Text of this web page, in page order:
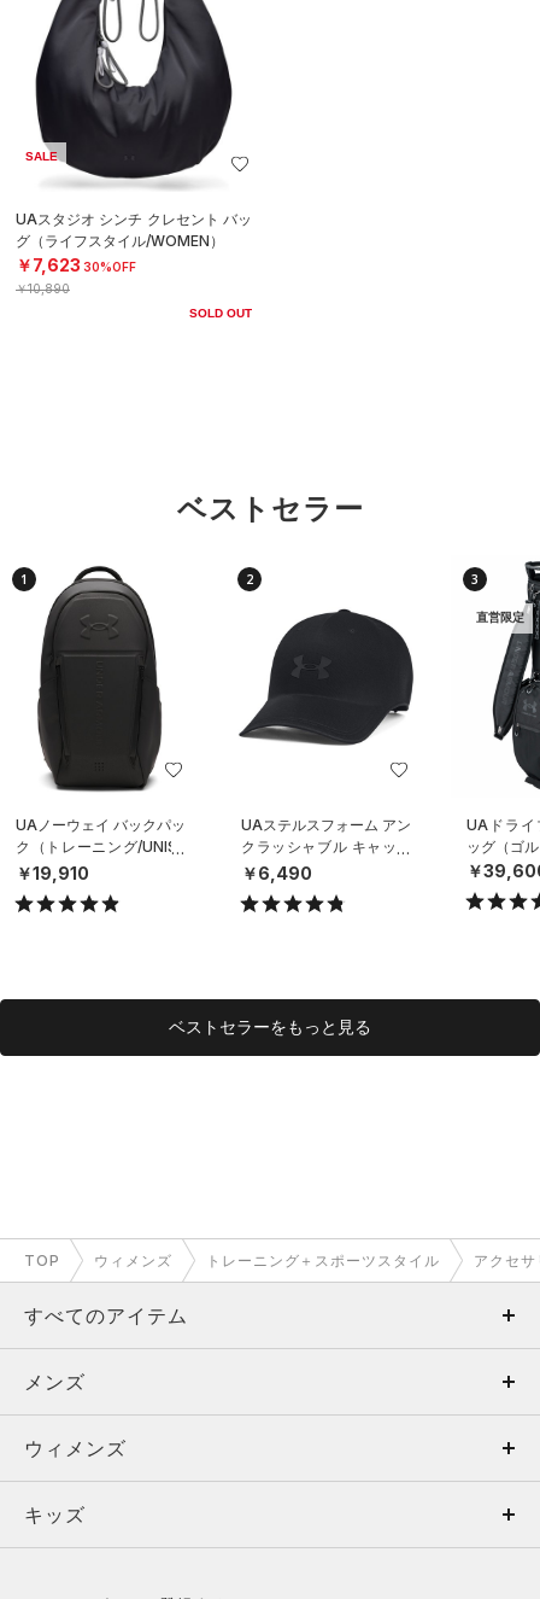
SALE
UAスタジオ シンチ クレセント バッ
グ（ライフスタイル/WOMEN）
￥7,623 30%OFF
￥10,890
SOLD OUT
ベストセラー
1
UAノーウェイ バックパッ
ク（トレーニング/UNISE
X）
￥19,910
2
UAステルスフォーム アン
クラッシャブル キャップ
（ライフスタイル/UNISE
￥6,490
3
直営限定
UAドライ
ッグ（ゴ
￥
ベストセラーをもっと見る
TOP ウィメンズ トレーニング＋スポーツスタイル アクセサ
すべてのアイテム
メンズ
ウィメンズ
キッズ
メンズ
トップス
ボトムス
ウィメンズ
トップス
キッズ